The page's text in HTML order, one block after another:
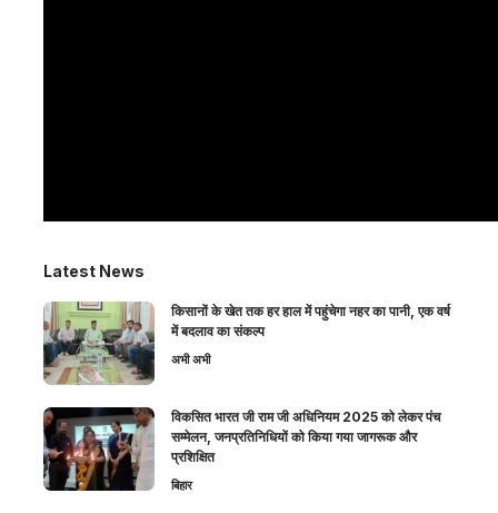
Latest News
किसानों के खेत तक हर हाल में पहुंचेगा नहर का पानी, एक वर्ष
में बदलाव का संकल्प
अभी अभी
विकसित भारत जी राम जी अधिनियम 2025 को लेकर पंच
सम्मेलन, जनप्रतिनिधियों को किया गया जागरूक और
प्रशिक्षित
बिहार